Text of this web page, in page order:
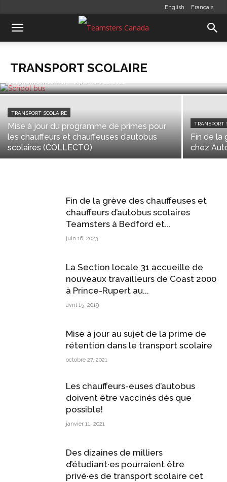
English Français
TRANSPORT SCOLAIRE
TRANSPORT SCOLAIRE
chauffeuses de GD Paquette!
Stéphanie Meunier - septembre 22, 2022
TRANSPORT SCOLAIRE
Mise à jour du programme de primes pour
les chauffeurs et chauffeuses d’autobus
scolaires (COLLECTO)
TRANSPORT
Fin de la
chez
Fin de la grève des chauffeuses et
chauffeurs d’autobus scolaires
Teamsters à Bedford et...
juin 16, 2023
La Section locale 31 accueille de
nouveaux travailleurs de Coast 2000
à Prince-Rupert au...
avril 15, 2019
Mise à jour au sujet de la prime de
rétention dans le transport scolaire
octobre 27, 2021
Les chauffeurs-euses d’autobus
doivent être vaccinés dès que
possible!
janvier 11, 2021
Des dizaines de milliers
d’étudiant·es pourraient être
privé·es de transport scolaire cet